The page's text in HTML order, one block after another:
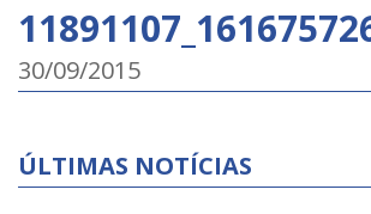
30/09/2015
ÚLTIMAS NOTÍCIAS